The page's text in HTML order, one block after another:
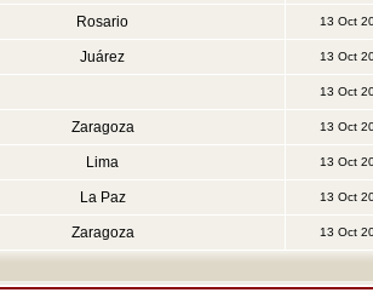
Rosario 13 Oct
Juárez 13 Oct
13 Oct
Zaragoza 13 Oct
Lima 13 Oct
La Paz 13 Oct
Zaragoza 13 Oct